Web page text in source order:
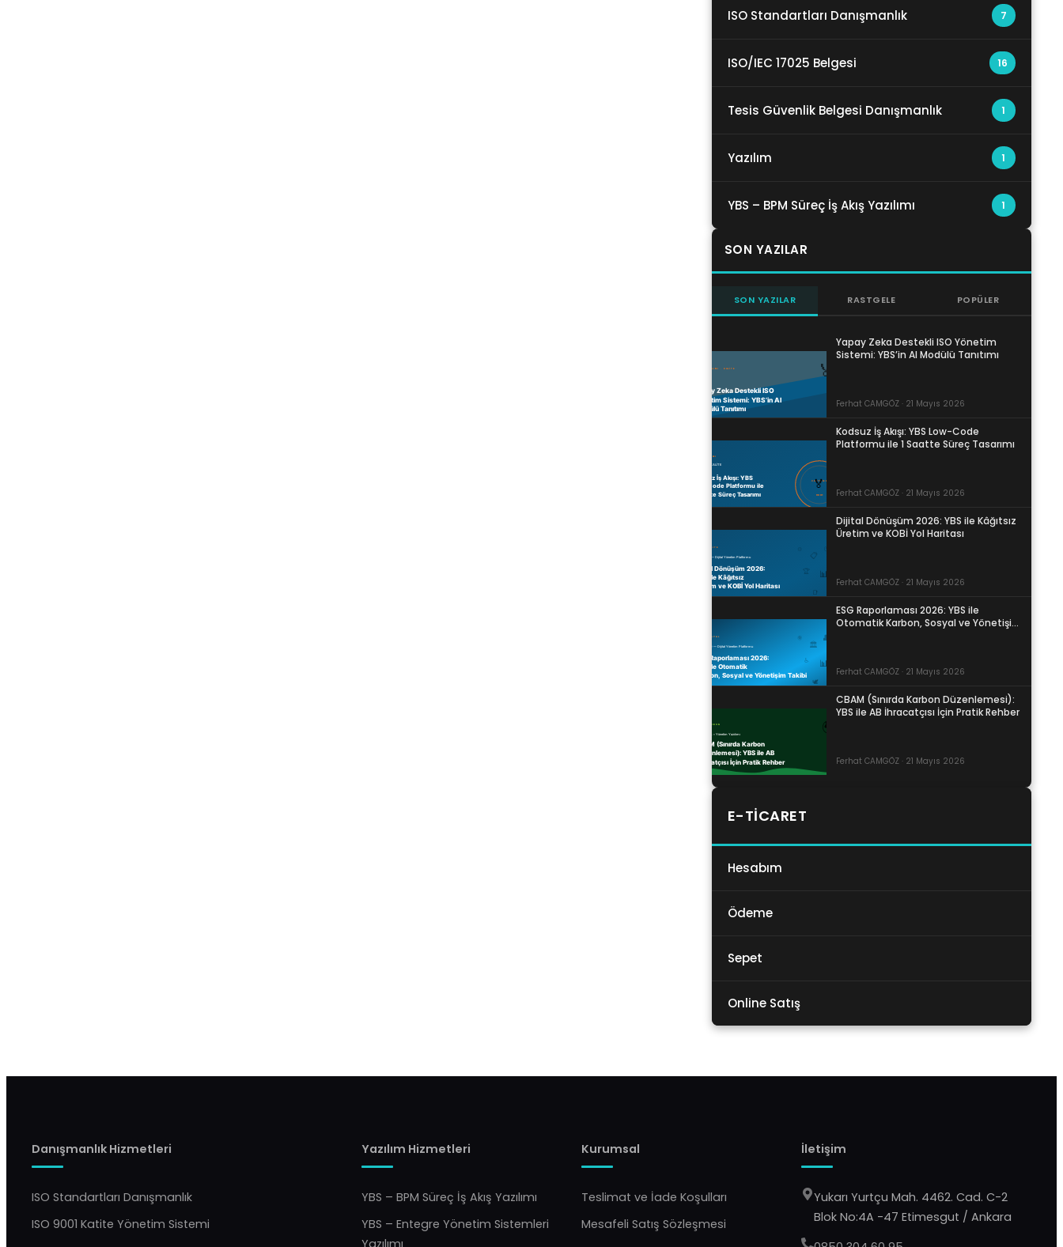
ISO Standartları Danışmanlık 7
ISO/IEC 17025 Belgesi 16
Tesis Güvenlik Belgesi Danışmanlık 1
Yazılım 1
YBS – BPM Süreç İş Akış Yazılımı 1
SON YAZILAR
SON YAZILAR RASTGELE POPÜLER
Yapay Zeka Destekli ISO Yönetim
Sistemi: YBS’in AI Modülü Tanıtımı
Ferhat CAMGÖZ · 21 Mayıs 2026
Kodsuz İş Akışı: YBS Low-Code
Platformu ile 1 Saatte Süreç Tasarımı
Ferhat CAMGÖZ · 21 Mayıs 2026
Dijital Dönüşüm 2026: YBS ile Kâğıtsız
Üretim ve KOBİ Yol Haritası
Ferhat CAMGÖZ · 21 Mayıs 2026
ESG Raporlaması 2026: YBS ile
Otomatik Karbon, Sosyal ve Yönetişim
Ferhat CAMGÖZ · 21 Mayıs 2026
CBAM (Sınırda Karbon Düzenlemesi):
YBS ile AB İhracatçısı İçin Pratik Rehber
Ferhat CAMGÖZ · 21 Mayıs 2026
E-TICARET
Hesabım
Ödeme
Sepet
Online Satış
Danışmanlık Hizmetleri
ISO Standartları Danışmanlık
ISO 9001 Katite Yönetim Sistemi
Yazılım Hizmetleri
YBS – BPM Süreç İş Akış Yazılımı
YBS – Entegre Yönetim Sistemleri
Kurumsal
Teslimat ve İade Koşulları
Mesafeli Satış Sözleşmesi
İletişim
Yukarı Yurtçu Mah. 4462. Cad. C-2
Blok No:4A -47 Etimesgut / Ankara